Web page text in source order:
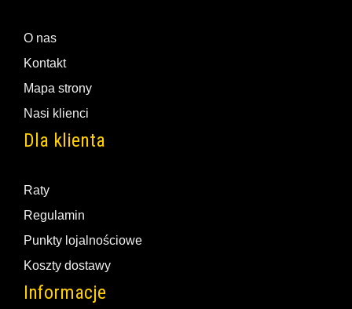
O nas
Kontakt
Mapa strony
Nasi klienci
Dla klienta
Raty
Regulamin
Punkty lojalnościowe
Koszty dostawy
Informacje